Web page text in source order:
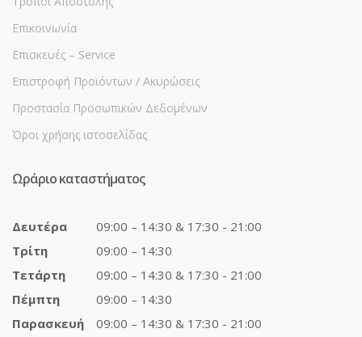
Επικοινωνία
Επισκευές – Service
Επιστροφή Προϊόντων / Ακυρώσεις
Προστασία Προσωπικών Δεδομένων
Όροι χρήσης ιστοσελίδας
Ωράριο καταστήματος
Δευτέρα
09:00 – 14:30 & 17:30 - 21:00
Τρίτη
09:00 – 14:30
Τετάρτη
09:00 – 14:30 & 17:30 - 21:00
Πέμπτη
09:00 – 14:30
Παρασκευή
09:00 – 14:30 & 17:30 - 21:00